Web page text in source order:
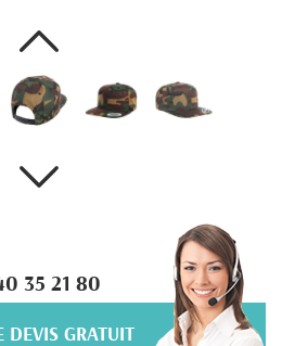
35 21 80
DEVIS GRATUIT